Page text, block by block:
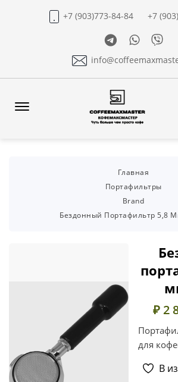
+7 (903)773-84-84
+7
TelegramWhatsapp
Viber
Главная
Портафильтры
Brand
Бездонный Портафильтр 5,8
₽ 2
для
В